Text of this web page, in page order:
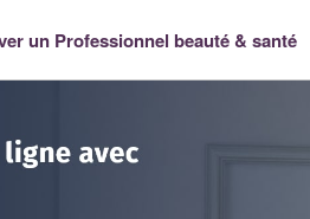
un Professionnel beauté & santé